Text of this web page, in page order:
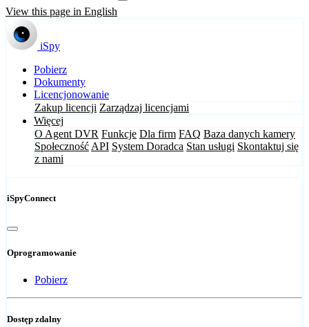
View this page in English
iSpy
Pobierz
Dokumenty
Licencjonowanie
Zakup licencji Zarządzaj licencjami
Więcej
O Agent DVR Funkcje Dla firm FAQ Baza danych kamery
Społeczność API System Doradca Stan usługi Skontaktuj się
z nami
iSpyConnect
Oprogramowanie
Pobierz
Dostęp zdalny